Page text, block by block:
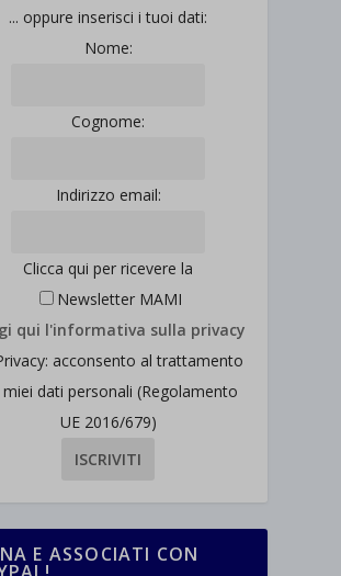
... oppure inserisci i tuoi dati:
Nome:
Cognome:
Indirizzo email:
Clicca qui per ricevere la
Newsletter MAMI
qui l'informativa sulla privacy
acconsento al trattamento
miei dati personali (Regolamento
UE 2016/679)
E ASSOCIATI CON